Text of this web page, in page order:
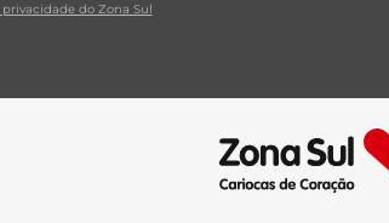
do Zona Sul